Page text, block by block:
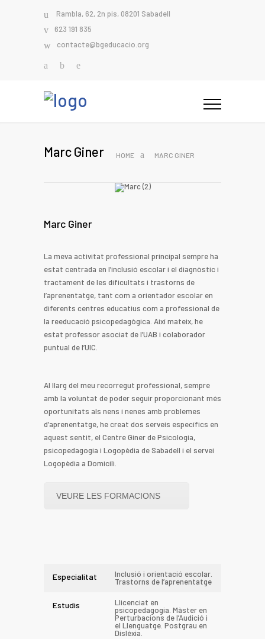
Rambla, 62, 2n pis, 08201 Sabadell
623 191 835
contacte@bgeducacio.org
Marc Giner HOME MARC GINER
Marc Giner
La meva activitat professional principal sempre ha
estat centrada en l’inclusió escolar i el diagnòstic i
tractament de les dificultats i trastorns de
l’aprenentatge, tant com a orientador escolar en
diferents centres educatius com a professional de
la reeducació psicopedagògica. Així mateix, he
estat professor asociat de l’UAB i colaborador
puntual de l’UIC.
Al llarg del meu recorregut professional, sempre
amb la voluntat de poder seguir proporcionant més
oportunitats als nens i nenes amb problemes
d’aprenentatge, he creat dos serveis específics en
aquest sentit, el Centre Giner de Psicologia,
psicopedagogia i Logopèdia de Sabadell i el servei
Logopèdia a Domicili.
VEURE LES FORMACIONS
Especialitat
Inclusió i orientació escolar.
Trastorns de l’aprenentatge
Estudis
Llicenciat en
psicopedagogia. Màster en
Perturbacions de l’Audició i
el Llenguatge. Postgrau en
Dislèxia.